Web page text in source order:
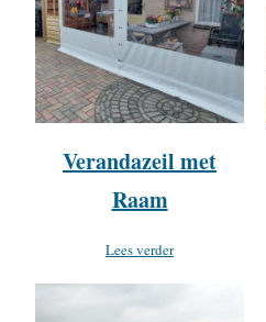
Verandazeil met
Raam
Lees verder